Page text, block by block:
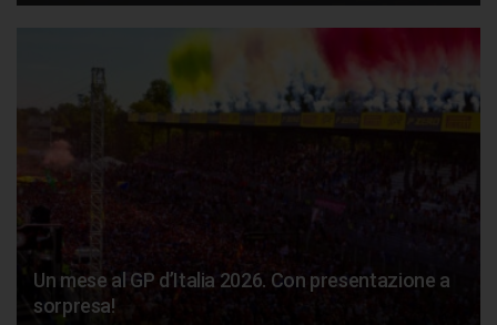
Un mese al GP d’Italia 2026. Con presentazione a
sorpresa!